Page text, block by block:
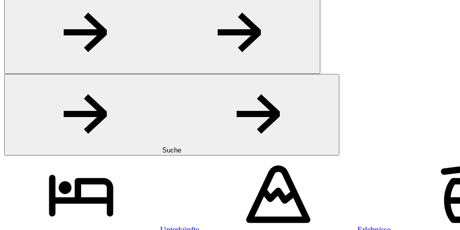
Suche